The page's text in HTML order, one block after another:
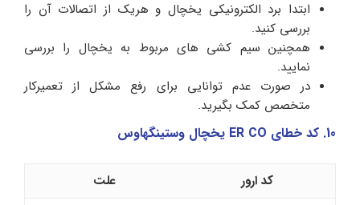
ابتدا برد الکترونیکی یخچال و هریک از اتصالات آن را
بررسی کنید.
همچنین سیم کشی های مربوط به یخچال را بررسی
نمایید.
در صورت عدم توانایی برای رفع مشکل از تعمیرکار
متخصص کمک بگیرید.
10. کد خطای ER CO یخچال وستینگهاوس
کد ارور
علت